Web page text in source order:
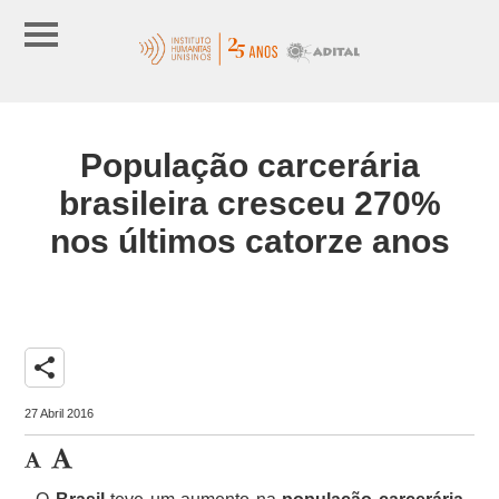
População carcerária
brasileira cresceu 270%
nos últimos catorze anos
share
27 Abril 2016